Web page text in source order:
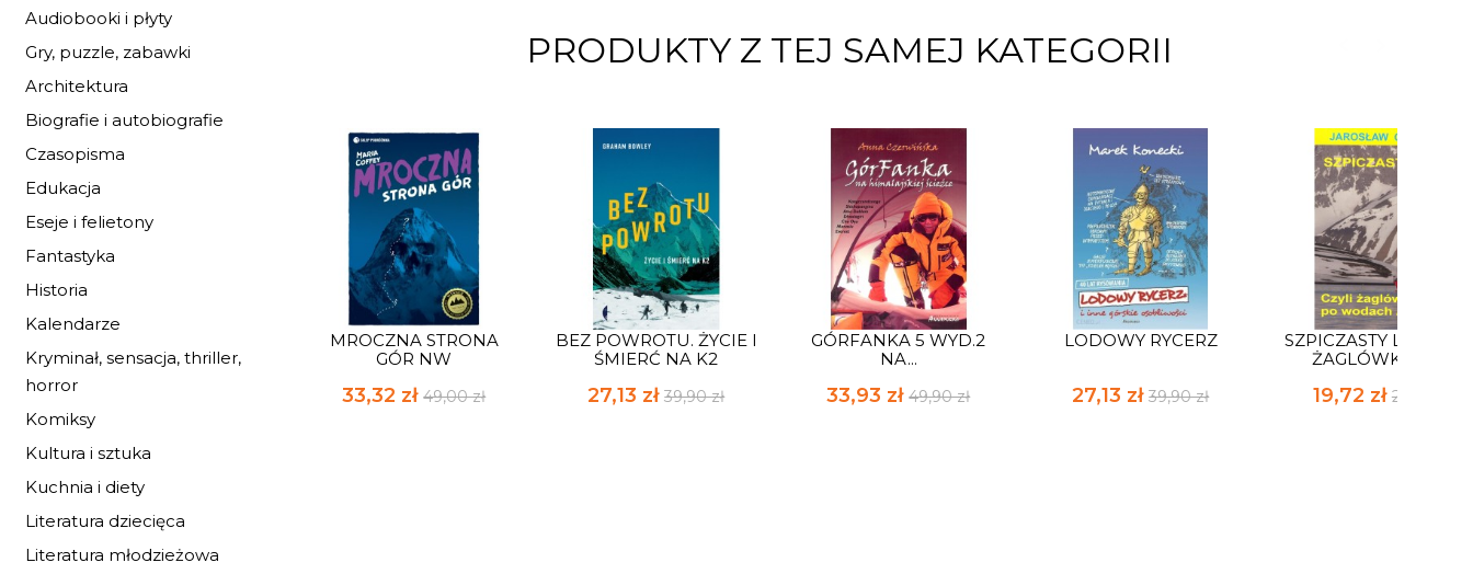
Audiobooki i płyty
Gry, puzzle, zabawki
Architektura
Biografie i autobiografie
Czasopisma
Edukacja
Eseje i felietony
Fantastyka
Historia
Kalendarze
Kryminał, sensacja, thriller,
horror
Komiksy
Kultura i sztuka
Kuchnia i diety
Literatura dziecięca
Literatura młodzieżowa
PRODUKTY Z TEJ SAMEJ KATEGORII
MROCZNA STRONA
GÓR NW
33,32 zł49,00 zł
BEZ POWROTU. ŻYCIE I
ŚMIERĆ NA K2
27,13 zł39,90 zł
GÓRFANKA 5 WYD.2
NA...
33,93 zł49,90 zł
LODOWY RYCERZ
27,13 zł39,90 zł
SZPICZASTY LĄD
ŻAGLÓWKĄ PO...
19,72 zł 29,00 zł